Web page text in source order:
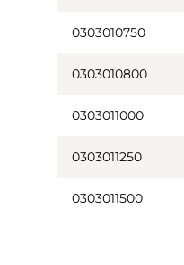
0303010750
0303010800
0303011000
0303011250
0303011500